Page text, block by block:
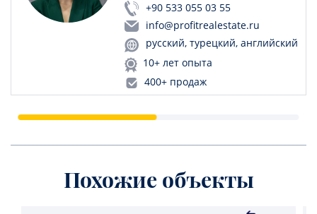
+90 533 055 03 55
info@profitrealestate.ru
русский, турецкий, английский
10+ лет опыта
400+ продаж
Похожие объекты